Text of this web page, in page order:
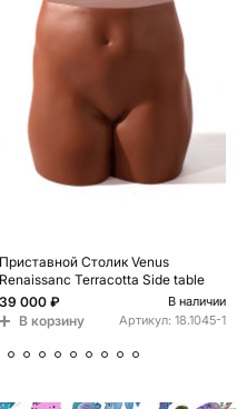
Приставной Столик Venus
Renaissanc Terracotta Side table
39 000 ₽
В наличии
В корзину Артикул: 18.1045-1